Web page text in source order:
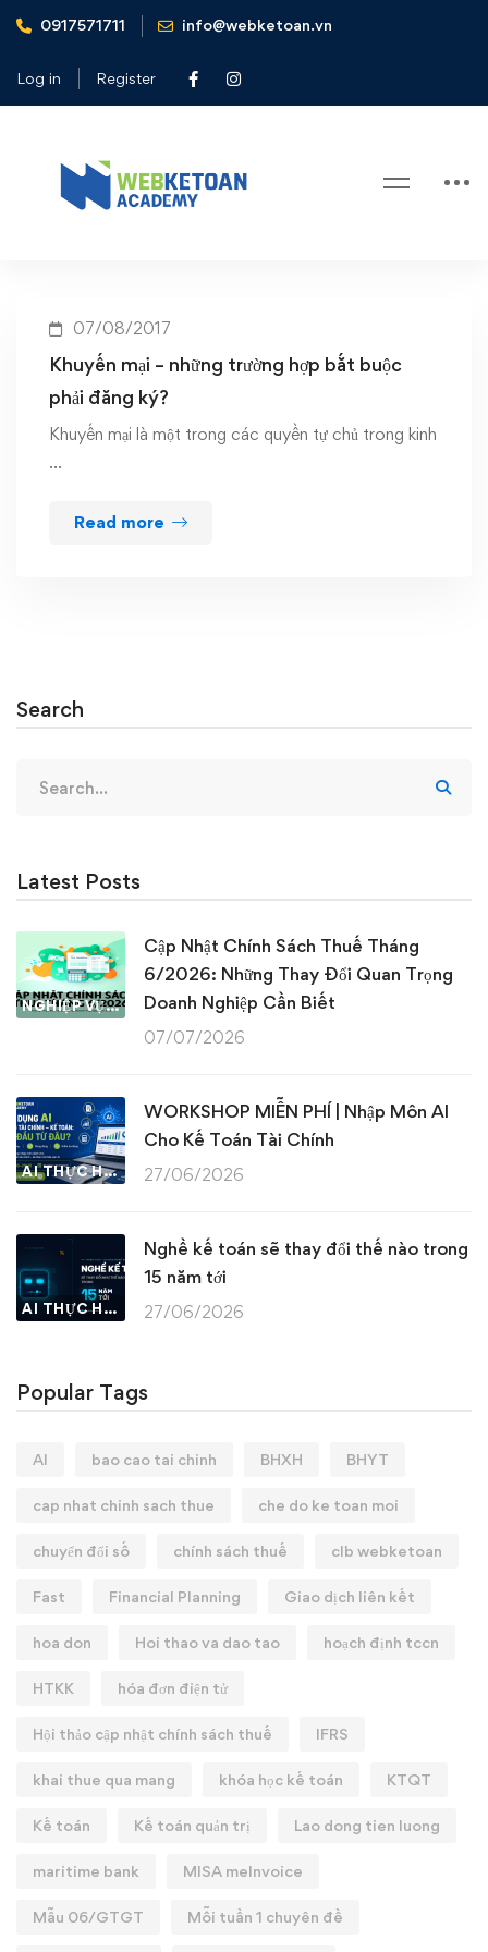
0917571711 info@webketoan.vn
Log in Register
Home
hợp bắt buộc phải đăng ký?
07/08/2017
Khuyến mại – những trường hợp bắt buộc
phải đăng ký?
Khuyến mại là một trong các quyền tự chủ trong kinh
…
Read more
Search
for:
Latest Posts
NGHIỆP VỤ KẾ TOÁN & THUẾ
Cập Nhật Chính Sách Thuế Tháng
6/2026: Những Thay Đổi Quan Trọng
Doanh Nghiệp Cần Biết
07/07/2026
AI THỰC HÀNH
WORKSHOP MIỄN PHÍ | Nhập Môn AI
Cho Kế Toán Tài Chính
27/06/2026
AI THỰC HÀNH
Nghề kế toán sẽ thay đổi thế nào trong
15 năm tới
27/06/2026
Popular Tags
AI bao cao tai chinh BHXH BHYT
cap nhat chinh sach thue che do ke toan moi
chuyển đổi số chính sách thuế clb webketoan
Fast Financial Planning Giao dịch liên kết
hoa don Hoi thao va dao tao hoạch định tccn
HTKK hóa đơn điện tử
Hội thảo cập nhật chính sách thuế IFRS
khai thue qua mang khóa học kế toán KTQT
Kế toán Kế toán quản trị Lao dong tien luong
maritime bank MISA meInvoice
Mẫu 06/GTGT Mỗi tuần 1 chuyên đề